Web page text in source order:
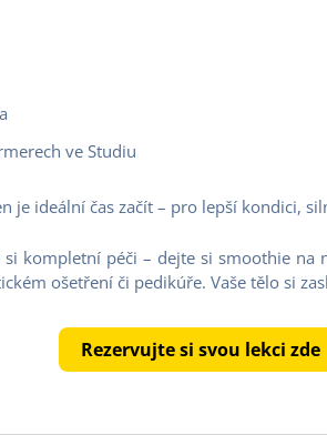
ve Studiu
je ideální čas začít – pro lepší kondici,
kompletní péči – dejte si smoothie na
ošetření či pedikúře. Vaše tělo si
Rezervujte si svou lekci zde